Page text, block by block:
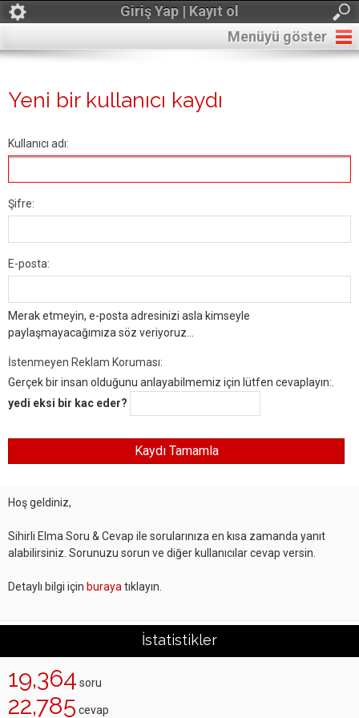
Giriş Yap | Kayıt ol
Menüyü göster
Yeni bir kullanıcı kaydı
Kullanıcı adı:
Şifre:
E-posta:
Merak etmeyin, e-posta adresinizi asla kimseyle
paylaşmayacağımıza söz veriyoruz...
İstenmeyen Reklam Koruması:
Gerçek bir insan olduğunu anlayabilmemiz için lütfen cevaplayın:.
yedi eksi bir kac eder?
Hoş geldiniz,
Sihirli Elma Soru & Cevap ile sorularınıza en kısa zamanda yanıt
alabilirsiniz. Sorunuzu sorun ve diğer kullanıcılar cevap versin.
Detaylı bilgi için buraya tıklayın.
İstatistikler
19,364 soru
22,785 cevap